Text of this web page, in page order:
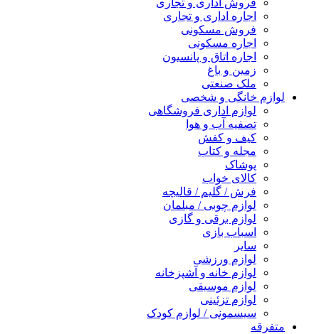
فروش اداری و تجاری
اجاره اداری و تجاری
فروش مسکونی
اجاره مسکونی
اجاره اتاق و پانسیون
زمین و باغ
ملک صنعتی
لوازم خانگی و شخصی
لوازم اداری فروشگاهی
تصفیه آب و هوا
کیف و کفش
مجله و کتاب
پوشاک
کالای خواب
فرش / گلیم / قالیچه
لوازم چوبی / مبلمان
لوازم برقی و گازی
اسباب بازی
سایر
لوازم ورزشی
لوازم خانه و آشپزخانه
لوازم موسیقی
لوازم تزئینی
سیسمونی / لوازم کودک
متفرقه